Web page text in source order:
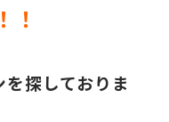
！
探しておりま